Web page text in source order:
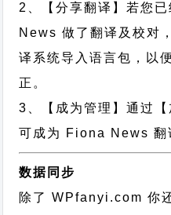
2、【分享翻译】若您
News 做了翻译及校对
译系统导入语言包，以
正。
3、【成为管理】通过
可成为 Fiona News 翻
数据同步
除了 WPfanyi.com 你